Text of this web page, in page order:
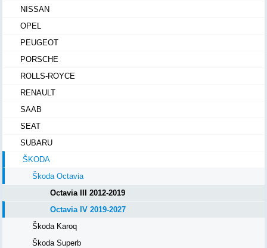
NISSAN
OPEL
PEUGEOT
PORSCHE
ROLLS-ROYCE
RENAULT
SAAB
SEAT
SUBARU
ŠKODA
Škoda Octavia
Octavia III 2012-2019
Octavia IV 2019-2027
Škoda Karoq
Škoda Superb